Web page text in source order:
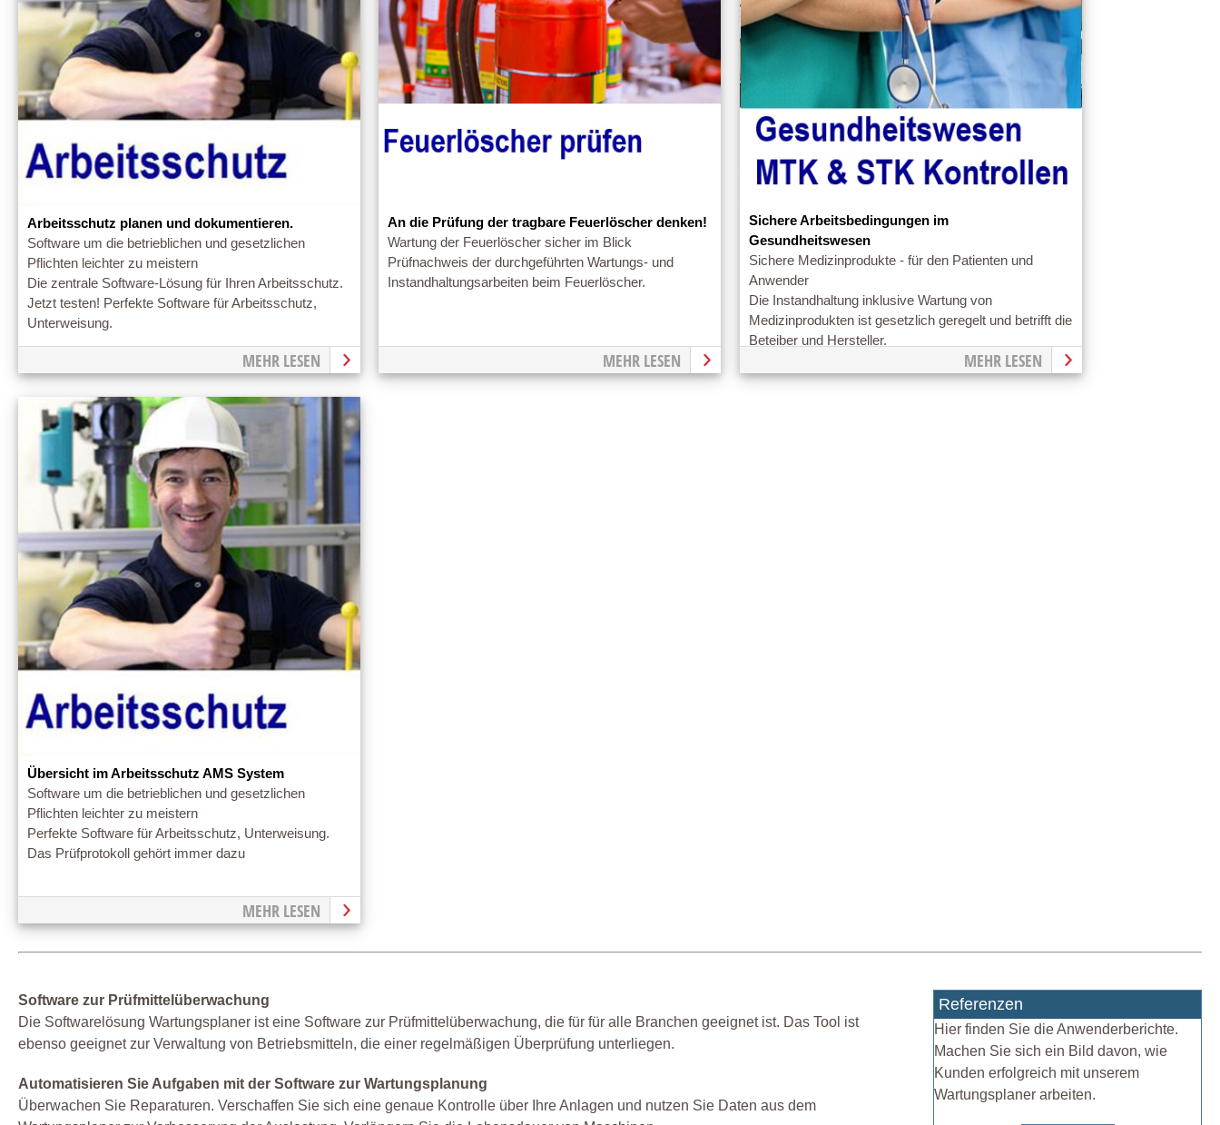
Arbeitsschutz planen und dokumentieren.
Software um die betrieblichen und gesetzlichen
Pflichten leichter zu meistern
Die zentrale Software-Lösung für Ihren Arbeitsschutz.
Jetzt testen! Perfekte Software für Arbeitsschutz,
Unterweisung.
MEHR LESEN
An die Prüfung der tragbare Feuerlöscher denken!
Wartung der Feuerlöscher sicher im Blick
Prüfnachweis der durchgeführten Wartungs- und
Instandhaltungsarbeiten beim Feuerlöscher.
MEHR LESEN
Sichere Arbeitsbedingungen im
Gesundheitswesen
Sichere Medizinprodukte - für den Patienten und
Anwender
Die Instandhaltung inklusive Wartung von
Medizinprodukten ist gesetzlich geregelt und betrifft die
Beteiber und Hersteller.
MEHR LESEN
Übersicht im Arbeitsschutz AMS System
Software um die betrieblichen und gesetzlichen
Pflichten leichter zu meistern
Perfekte Software für Arbeitsschutz, Unterweisung.
Das Prüfprotokoll gehört immer dazu
MEHR LESEN
Software zur Prüfmittelüberwachung
Die Softwarelösung Wartungsplaner ist eine Software zur Prüfmittelüberwachung, die für für alle Branchen geeignet ist. Das Tool ist
ebenso geeignet zur Verwaltung von Betriebsmitteln, die einer regelmäßigen Überprüfung unterliegen.
Automatisieren Sie Aufgaben mit der Software zur Wartungsplanung
Überwachen Sie Reparaturen. Verschaffen Sie sich eine genaue Kontrolle über Ihre Anlagen und nutzen Sie Daten aus dem
Referenzen
Hier finden Sie die Anwenderberichte.
Machen Sie sich ein Bild davon, wie
Kunden erfolgreich mit unserem
Wartungsplaner arbeiten.